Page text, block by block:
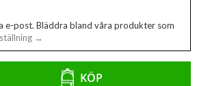
e-post. Bläddra bland våra produkter som
→
KÖP